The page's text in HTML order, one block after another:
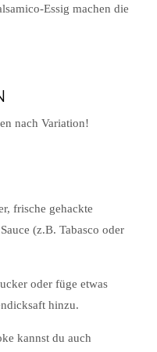
Essig machen die
nach Variation!
frische gehackte
(z.B. Tabasco oder
oder füge etwas
hinzu.
kannst du auch